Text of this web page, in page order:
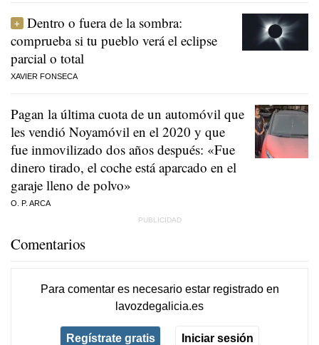
Dentro o fuera de la sombra:
comprueba si tu pueblo verá el eclipse
parcial o total
XAVIER FONSECA
Pagan la última cuota de un automóvil que
les vendió Noyamóvil en el 2020 y que
fue inmovilizado dos años después: «Fue
dinero tirado, el coche está aparcado en el
garaje lleno de polvo»
O. P. ARCA
Comentarios
Para comentar es necesario estar registradoen
lavozdegalicia.es
Regístrate gratis Iniciar sesión